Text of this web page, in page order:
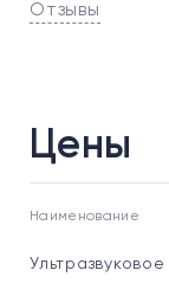
Отзывы
Цены
Наименование